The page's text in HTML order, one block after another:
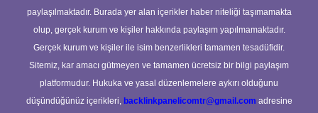
paylaşılmaktadır. Burada yer alan içerikler haber niteliği taşımamakta
olup, gerçek kurum ve kişiler hakkında paylaşım yapılmamaktadır.
Gerçek kurum ve kişiler ile isim benzerlikleri tamamen tesadüfidir.
Sitemiz, kar amacı gütmeyen ve tamamen ücretsiz bir bilgi paylaşım
platformudur. Hukuka ve yasal düzenlemelere aykırı olduğunu
düşündüğünüz içerikleri, backlinkpanelicomtr@gmail.com adresine